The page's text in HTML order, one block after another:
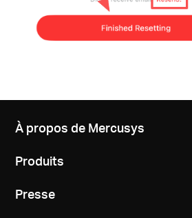
À propos de Mercusys
Produits
Presse